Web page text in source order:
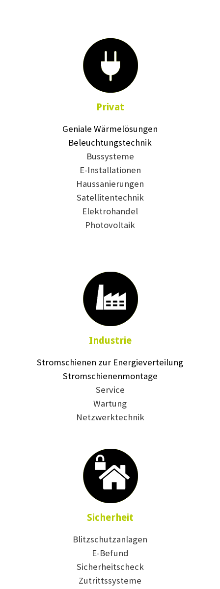
Privat
Geniale Wärmelösungen
Beleuchtungstechnik
Bussysteme
E-Installationen
Haussanierungen
Satellitentechnik
Elektrohandel
Photovoltaik
Industrie
Stromschienen zur Energieverteilung
Stromschienenmontage
Service
Wartung
Netzwerktechnik
Sicherheit
Blitzschutzanlagen
E-Befund
Sicherheitscheck
Zutrittssysteme